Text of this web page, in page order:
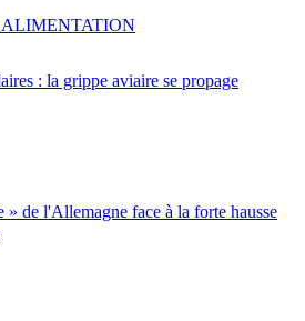
: la grippe aviaire se propage
» de l'Allemagne face à la forte hausse